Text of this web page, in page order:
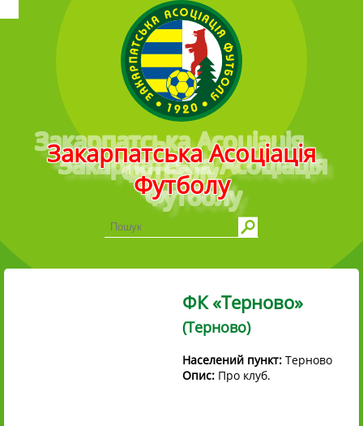
Головне меню
Закарпатська Асоціація
Футболу
ФК «Терново»
(Терново)
Населений пункт: Терново
Опис: Про клуб.